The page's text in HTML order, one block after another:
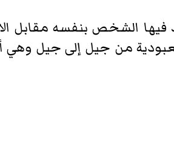
الشخص بنفسه مقابل
من جيل إلى جيل وهي